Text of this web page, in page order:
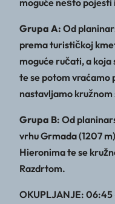
moguće nešto pojesti
Grupa A: Od
prema turističkoj
moguće ručati, a koja
te se potom vraćamo
nastavljamo
Grupa B: Od
vrhu Grmada (1207
Hieronima te se
Razdrtom.
OKUPLJANJE: